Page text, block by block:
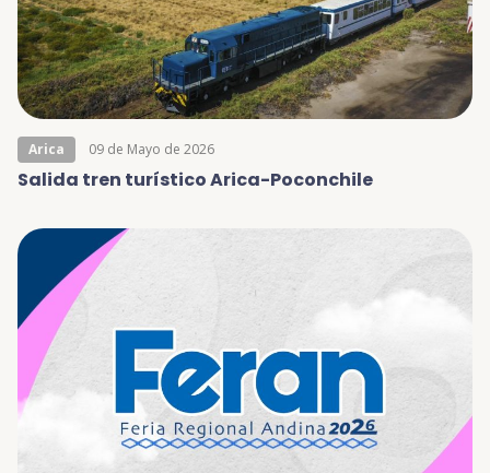
Arica 09 de Mayo de 2026
Salida tren turístico Arica-Poconchile